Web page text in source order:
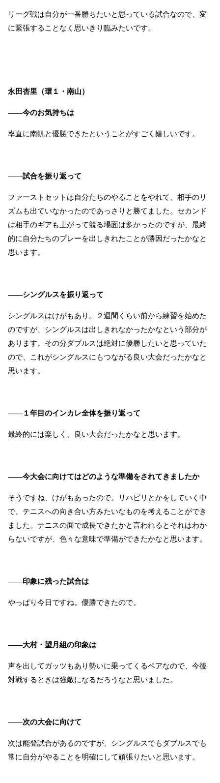
リーグ戦は自分が一番勝ちたいと思っている試合なので、変
に緊張することなく思いきり臨みたいです。
永田杏里（環１・南山）
――今のお気持ちは
率直に南帆と優勝できたということがすごく嬉しいです。
――試合を振り返って
ファーストセットは自分たちのやることをやれて、相手のリ
ズムも出ていなかったのであっさりと勝てました。セカンド
は相手のギアも上がって競る場面は多かったのですが、最終
的に自分たちのプレーを出しきれたことが勝因だったかなと
思います。
――シングルスを振り返って
シングルスはけがもあり。２週間くらい前から練習を始めた
のですが、シングルスは出しきれなかったかなという部分が
あります。その分ダブルスは絶対に優勝したいと思っていた
ので、これがシングルスにもつながる良い大会だったかなと
思います。
――１年目のインカレ全体を振り返って
最終的には楽しく、良い大会だったかなと思います。
――今大会に向けてはどのような準備をされてきましたか
そうですね、けがもあったので。リハビリとかをしていく中
で、テニスへの向き合い方みたいなものを考えることができ
ました。テニスの面で成長できたかと言われるとそれはわか
らないですが、色々な意味で準備ができたかなと思います。
――印象に残った試合は
やっぱり今日ですね。優勝できたので。
――大村・望月組の印象は
声を出してガッツもあり勢いに乗ってくるペアなので、今後
対戦するときは強敵になるだろうなと思いました。
――次の大会に向けて
次は能登試合があるのですが、シングルスでもダブルスでも
常に自分がやることを明確にして頑張りたいと思います。